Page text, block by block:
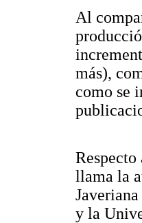
Al
más),
como se
llama la
y la